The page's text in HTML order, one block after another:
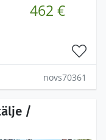
462 €
novs70361
/